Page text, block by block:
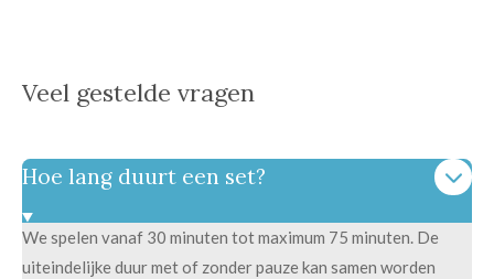
Veel gestelde vragen
Hoe lang duurt een set?
We spelen vanaf 30 minuten tot maximum 75 minuten. De
uiteindelijke duur met of zonder pauze kan samen worden